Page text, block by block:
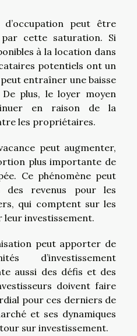
peut être
cette saturation. Si
à la location dans
potentiels ont un
entraîner une baisse
De plus, le loyer moyen
en raison de la
les propriétaires.
peut augmenter,
plus importante de
Ce phénomène peut
des revenus pour les
qui comptent sur les
investissement.
peut apporter de
d’investissement
aussi des défis et des
doivent faire
pour ces derniers de
et ses dynamiques
sur investissement.